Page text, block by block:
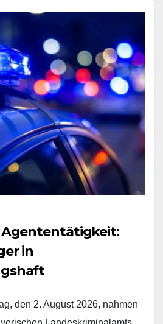
in
den 2. August 2026, nahmen